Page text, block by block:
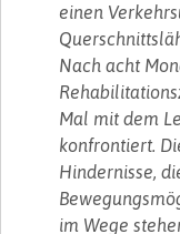
einen
Nach acht
Mal mit dem
konfrontiert.
Hindernisse,
im Wege